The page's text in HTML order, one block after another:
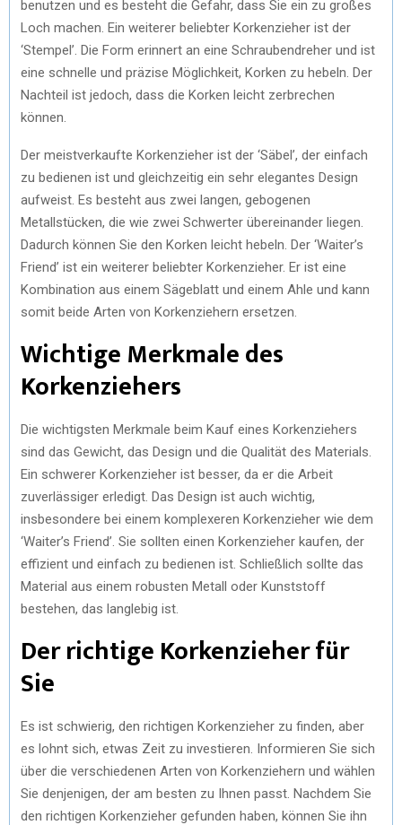
benutzen und es besteht die Gefahr, dass Sie ein zu großes
Loch machen. Ein weiterer beliebter Korkenzieher ist der
‘Stempel’. Die Form erinnert an eine Schraubendreher und ist
eine schnelle und präzise Möglichkeit, Korken zu hebeln. Der
Nachteil ist jedoch, dass die Korken leicht zerbrechen
können.
Der meistverkaufte Korkenzieher ist der ‘Säbel’, der einfach
zu bedienen ist und gleichzeitig ein sehr elegantes Design
aufweist. Es besteht aus zwei langen, gebogenen
Metallstücken, die wie zwei Schwerter übereinander liegen.
Dadurch können Sie den Korken leicht hebeln. Der ‘Waiter’s
Friend’ ist ein weiterer beliebter Korkenzieher. Er ist eine
Kombination aus einem Sägeblatt und einem Ahle und kann
somit beide Arten von Korkenziehern ersetzen.
Wichtige Merkmale des
Korkenziehers
Die wichtigsten Merkmale beim Kauf eines Korkenziehers
sind das Gewicht, das Design und die Qualität des Materials.
Ein schwerer Korkenzieher ist besser, da er die Arbeit
zuverlässiger erledigt. Das Design ist auch wichtig,
insbesondere bei einem komplexeren Korkenzieher wie dem
‘Waiter’s Friend’. Sie sollten einen Korkenzieher kaufen, der
effizient und einfach zu bedienen ist. Schließlich sollte das
Material aus einem robusten Metall oder Kunststoff
bestehen, das langlebig ist.
Der richtige Korkenzieher für
Sie
Es ist schwierig, den richtigen Korkenzieher zu finden, aber
es lohnt sich, etwas Zeit zu investieren. Informieren Sie sich
über die verschiedenen Arten von Korkenziehern und wählen
Sie denjenigen, der am besten zu Ihnen passt. Nachdem Sie
den richtigen Korkenzieher gefunden haben, können Sie ihn